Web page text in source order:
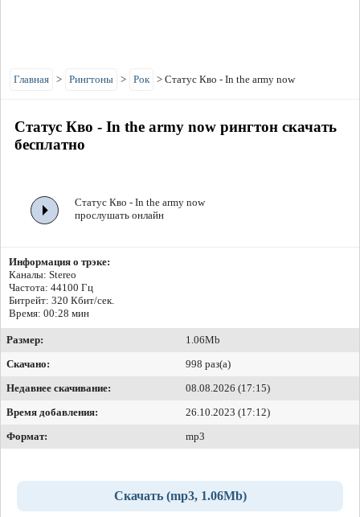
Главная > Рингтоны > Рок > Статус Кво - In the army now
Статус Кво - In the army now рингтон скачать
бесплатно
Статус Кво - In the army now
прослушать онлайн
Информация о трэке:
Каналы: Stereo
Частота: 44100 Гц
Битрейт: 320 Кбит/сек.
Время: 00:28 мин
Размер:
1.06Mb
Скачано:
998 раз(а)
Недавнее скачивание:
08.08.2026 (17:15)
Время добавления:
26.10.2023 (17:12)
Формат:
mp3
Скачать (mp3, 1.06Mb)